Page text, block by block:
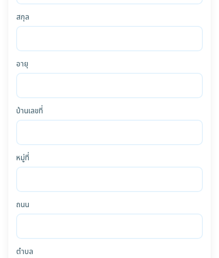
สกุล
อายุ
บ้านเลขที่
หมู่ที่
ถนน
ตำบล